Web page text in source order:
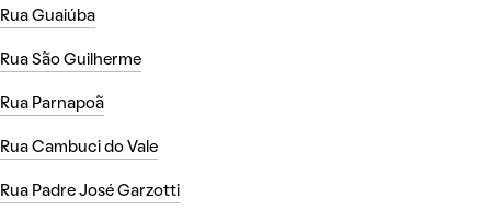
Rua Guaiúba
Rua São Guilherme
Rua Parnapoã
Rua Cambuci do Vale
Rua Padre José Garzotti